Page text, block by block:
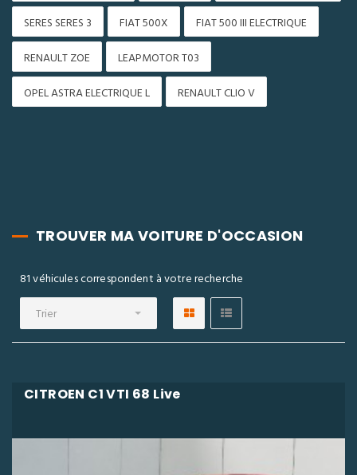
SERES SERES 3
FIAT 500X
FIAT 500 III ELECTRIQUE
RENAULT ZOE
LEAPMOTOR T03
OPEL ASTRA ELECTRIQUE L
RENAULT CLIO V
TROUVER MA VOITURE D'OCCASION
81 véhicules correspondent à votre recherche
Trier
CITROEN C1 VTI 68 Live